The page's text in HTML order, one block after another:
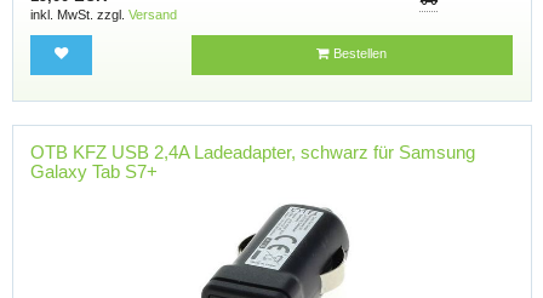
inkl. MwSt. zzgl. Versand
Bestellen
OTB KFZ USB 2,4A Ladeadapter, schwarz für Samsung
Galaxy Tab S7+